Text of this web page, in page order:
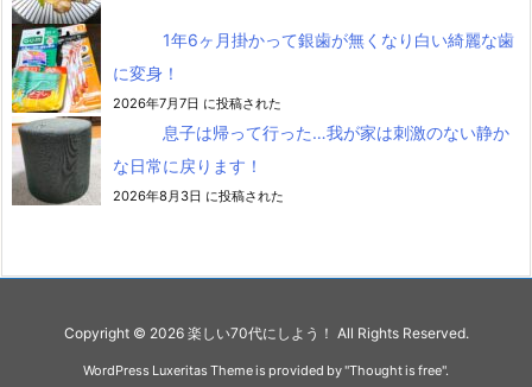
1年6ヶ月掛かって銀歯が無くなり白い綺麗な歯
に変身！
2026年7月7日 に投稿された
息子は帰って行った…我が家は刺激のない静か
な日常に戻ります！
2026年8月3日 に投稿された
Copyright © 2026 楽しい70代にしよう！ All Rights Reserved.
WordPress Luxeritas Theme is provided by "Thought is free".